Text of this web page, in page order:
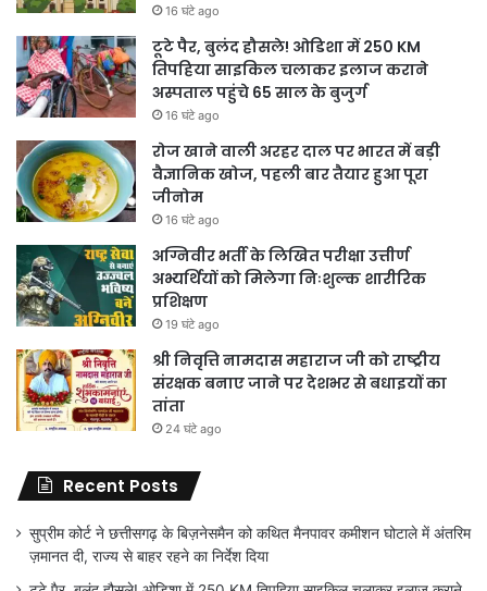
16 घंटे ago
टूटे पैर, बुलंद हौसले! ओडिशा में 250 KM
तिपहिया साइकिल चलाकर इलाज कराने
अस्पताल पहुंचे 65 साल के बुजुर्ग
16 घंटे ago
रोज खाने वाली अरहर दाल पर भारत में बड़ी
वैज्ञानिक खोज, पहली बार तैयार हुआ पूरा
जीनोम
16 घंटे ago
अग्निवीर भर्ती के लिखित परीक्षा उत्तीर्ण
अभ्यर्थियों को मिलेगा निःशुल्क शारीरिक
प्रशिक्षण
19 घंटे ago
श्री निवृत्ति नामदास महाराज जी को राष्ट्रीय
संरक्षक बनाए जाने पर देशभर से बधाइयों का
तांता
24 घंटे ago
Recent Posts
सुप्रीम कोर्ट ने छत्तीसगढ़ के बिज़नेसमैन को कथित मैनपावर कमीशन घोटाले में अंतरिम
ज़मानत दी, राज्य से बाहर रहने का निर्देश दिया